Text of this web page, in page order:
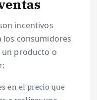
incentivos
los consumidores
un producto o
en el precio que